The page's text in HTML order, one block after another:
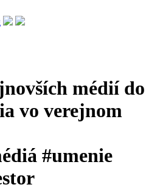
médií do
vo verejnom
#umenie